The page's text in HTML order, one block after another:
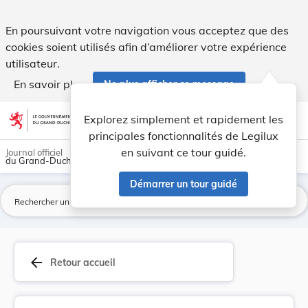
En poursuivant votre navigation vous acceptez que des
cookies soient utilisés afin d’améliorer votre expérience
utilisateur.
En savoir plus
Ne plus afficher ce message
Aller au contenu account_circle help Aide
Explorez simplement et rapidement les
principales fonctionnalités de Legilux
en suivant ce tour guidé.
Démarrer un tour guidé
light_mode dark_mode
Journal officiel
du Grand-Duché de Luxembourg
arrow_back Retour accueil